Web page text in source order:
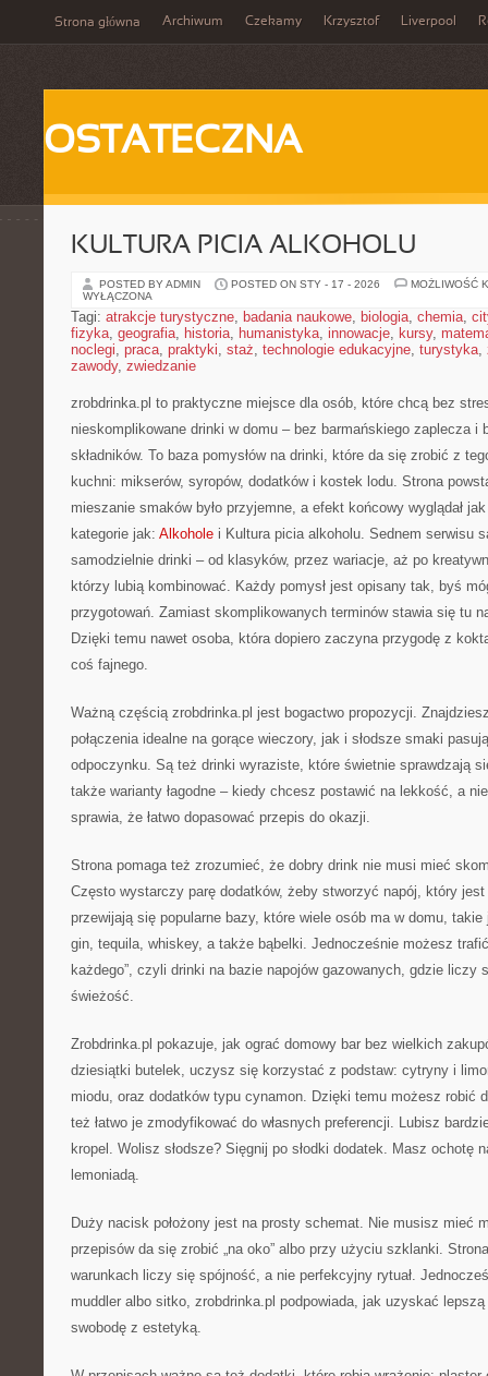
Strona główna Archiwum Czekamy Krzysztof Liverpool
OSTATECZNA
KULTURA PICIA ALKOHOLU
POSTED BY ADMIN POSTED ON STY - 17 - 2026
MOŻLIWOŚĆ
WYŁĄCZONA
Tagi: atrakcje turystyczne, badania naukowe, biologia, chemia,
fizyka, geografia, historia, humanistyka, innowacje, kursy,
noclegi, praca, praktyki, staż, technologie edukacyjne, turystyka,
zawody, zwiedzanie
zrobdrinka.pl to praktyczne miejsce dla osób, które chcą bez
nieskomplikowane drinki w domu – bez barmańskiego zaplecza i
składników. To baza pomysłów na drinki, które da się zrobić z
kuchni: mikserów, syropów, dodatków i kostek lodu. Strona
mieszanie smaków było przyjemne, a efekt końcowy wyglądał
kategorie jak: Alkohole i Kultura picia alkoholu. Sednem serwisu
samodzielnie drinki – od klasyków, przez wariacje, aż po
którzy lubią kombinować. Każdy pomysł jest opisany tak, byś
przygotowań. Zamiast skomplikowanych terminów stawia się tu
Dzięki temu nawet osoba, która dopiero zaczyna przygodę z
coś fajnego.
Ważną częścią zrobdrinka.pl jest bogactwo propozycji.
połączenia idealne na gorące wieczory, jak i słodsze smaki
odpoczynku. Są też drinki wyraziste, które świetnie sprawdzają
także warianty łagodne – kiedy chcesz postawić na lekkość, a nie
sprawia, że łatwo dopasować przepis do okazji.
Strona pomaga też zrozumieć, że dobry drink nie musi mieć
Często wystarczy parę dodatków, żeby stworzyć napój, który
przewijają się popularne bazy, które wiele osób ma w domu, takie
gin, tequila, whiskey, a także bąbelki. Jednocześnie możesz
każdego”, czyli drinki na bazie napojów gazowanych, gdzie liczy
świeżość.
Zrobdrinka.pl pokazuje, jak ograć domowy bar bez wielkich
dziesiątki butelek, uczysz się korzystać z podstaw: cytryny i
miodu, oraz dodatków typu cynamon. Dzięki temu możesz robić
też łatwo je zmodyfikować do własnych preferencji. Lubisz
kropel. Wolisz słodsze? Sięgnij po słodki dodatek. Masz ochotę
lemoniadą.
Duży nacisk położony jest na prosty schemat. Nie musisz mieć
przepisów da się zrobić „na oko” albo przy użyciu szklanki.
warunkach liczy się spójność, a nie perfekcyjny rytuał.
muddler albo sitko, zrobdrinka.pl podpowiada, jak uzyskać
swobodę z estetyką.